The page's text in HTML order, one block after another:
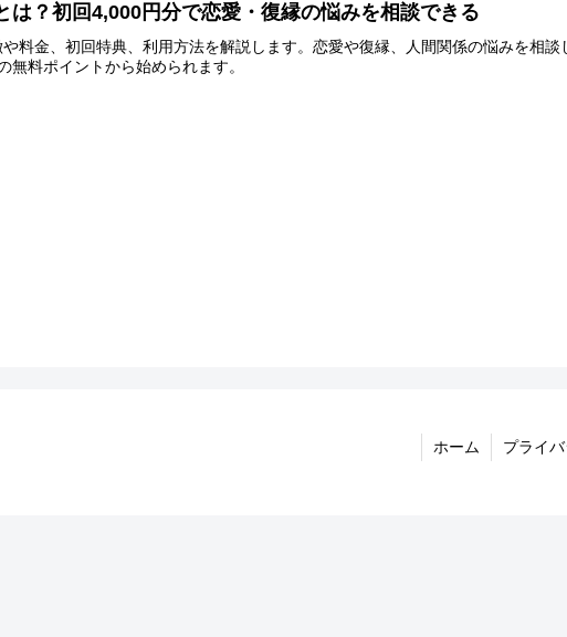
は？初回4,000円分で恋愛・復縁の悩みを相談できる
料金、初回特典、利用方法を解説します。恋愛や復縁、人間関係の悩みを相
無料ポイントから始められます。
ホーム プライ